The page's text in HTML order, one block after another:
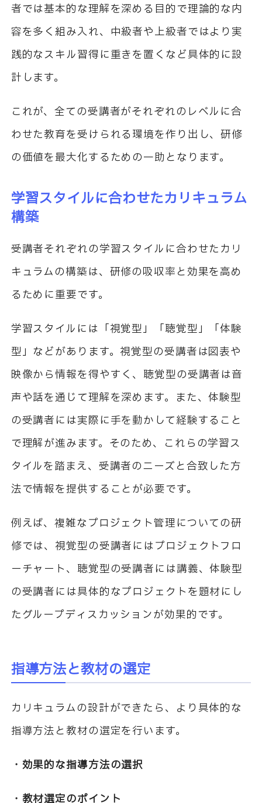
者では基本的な理解を深める目的で理論的な内
容を多く組み入れ、中級者や上級者ではより実
践的なスキル習得に重きを置くなど具体的に設
計します。
これが、全ての受講者がそれぞれのレベルに合
わせた教育を受けられる環境を作り出し、研修
の価値を最大化するための一助となります。
学習スタイルに合わせたカリキュラム
構築
受講者それぞれの学習スタイルに合わせたカリ
キュラムの構築は、研修の吸収率と効果を高め
るために重要です。
学習スタイルには「視覚型」「聴覚型」「体験
型」などがあります。視覚型の受講者は図表や
映像から情報を得やすく、聴覚型の受講者は音
声や話を通じて理解を深めます。また、体験型
の受講者には実際に手を動かして経験すること
で理解が進みます。そのため、これらの学習ス
タイルを踏まえ、受講者のニーズと合致した方
法で情報を提供することが必要です。
例えば、複雑なプロジェクト管理についての研
修では、視覚型の受講者にはプロジェクトフロ
ーチャート、聴覚型の受講者には講義、体験型
の受講者には具体的なプロジェクトを題材にし
たグループディスカッションが効果的です。
指導方法と教材の選定
カリキュラムの設計ができたら、より具体的な
指導方法と教材の選定を行います。
・効果的な指導方法の選択
・教材選定のポイント